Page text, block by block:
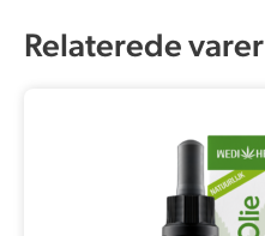
Relaterede varer